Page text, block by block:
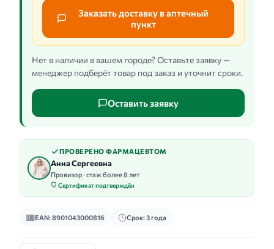
Заказать доставку в аптечный
пункт
Нет в наличии в вашем городе? Оставьте заявку —
менеджер подберёт товар под заказ и уточнит сроки.
Оставить заявку
ПРОВЕРЕНО ФАРМАЦЕВТОМ
Анна Сергеевна
Провизор · стаж более 8 лет
Сертификат подтверждён
EAN: 8901043000816 Срок: 3 года